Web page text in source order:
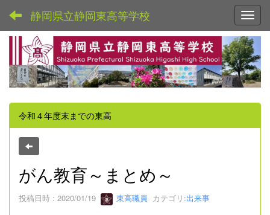
静岡県立静岡東高等学校
令和４年度末までの東高
がん教育～まとめ～
投稿日時 : 2020/01/19 東高職員 カテゴリ:出来事